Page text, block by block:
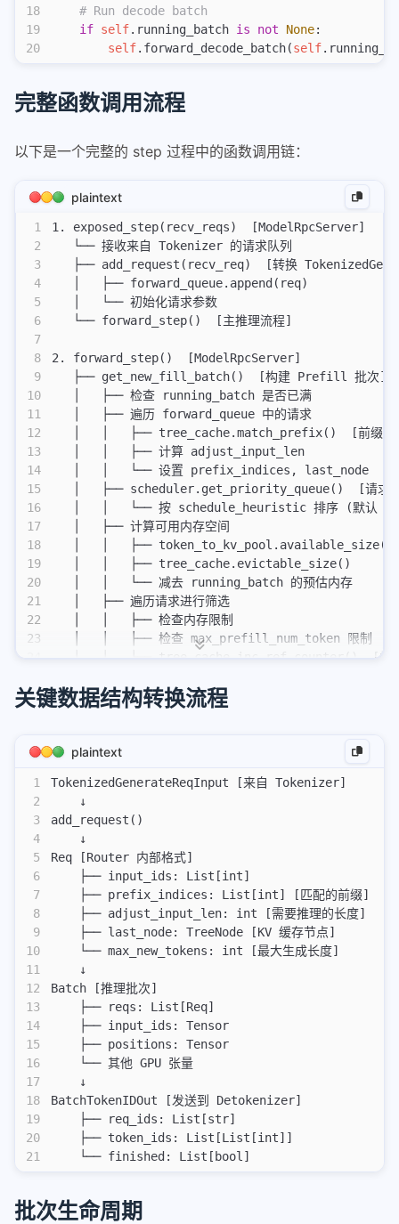
18
19
20
    # Run decode batch
    if
self.running_batch is not None:
        self
.forward_decode_batch(self
完整函数调用流程
以下是一个完整的 step 过程中的函数调用链：
plaintext
1
2
3
4
5
6
7
8
9
10
11
12
13
14
15
16
17
18
19
20
21
22
23
26
27
29
31
32
33
34
35
36
37
38
39
40
41
42
43
44
45
46
47
48
49
50
51
53
54
1. exposed_step(recv_reqs)  [ModelRpcServer]
   └── 接收来自 Tokenizer 的请求队列
├── add_request(recv_req)  [转换
   │   ├── forward_queue.append(req)
   │   └── 初始化请求参数
   └── forward_step()  [主推理流程]
2. forward_step()  [ModelRpcServer]
   ├── get_new_fill_batch()  [构建 Prefill 批次]
   │   ├── 检查 running_batch 是否已满
   │   ├── 遍历 forward_queue 中的请求
│   │   ├── tree_cache.match_prefix()  [前缀匹
   │   │   ├── 计算 adjust_input_len
   │   │   └── 设置 prefix_indices, last_node
│   ├── scheduler.get_priority_queue()  [请求
│   │   └── 按 schedule_heuristic 排序 (默认
   │   ├── 计算可用内存空间
   │   │   ├── token_to_kv_pool.available_size()
   │   │   ├── tree_cache.evictable_size()
   │   │   └── 减去 running_batch 的预估内存
   │   ├── 遍历请求进行筛选
   │   │   ├── 检查内存限制
   │   │   ├── 检查 max_prefill_num_token 限制
│   │   ├── tree_cache.inc_ref_counter()  [尝
   │   └── 创建 Batch 对象
   │       ├── Batch()
   │
   │   ├── batch.init_extend_batch()
   │   │   ├── 准备 GPU 张量
   │   │   └── 设置 positions 等参数
│   ├── model_runner.forward(batch,
│   │   └── 调用具体模型 (Qwen/Llama) 的
   │   ├── batch.sample(logits)
   │   │   ├── top_k/top_p 采样
   │   │   └── 获取 next_token_ids
   │   ├── 遍历请求检查完成条件
│   │   ├── req.output_ids =
   │   │   └── req.check_finish()
   │   └── handle_finished_requests(batch)
   │       └── 将完成的请求发送到 Detokenizer
└── forward_decode_batch(running_batch)
       ├── batch.update_for_decode()
       │   └── 准备 decode 张量
├── model_runner.forward(batch,
       │   └── 调用模型进行 decode
       ├── batch.sample(logits)
       │   └── 采样获取下一个 token
       │   ├── 构建 BatchTokenIDOut
       │   └── out_pyobjs.append()
关键数据结构转换流程
plaintext
1
2
3
4
5
6
7
8
9
10
11
12
13
14
15
16
17
18
19
20
21
TokenizedGenerateReqInput [来自 Tokenizer]
    ↓
add_request()
    ↓
Req [Router 内部格式]
    ├── input_ids: List[int]
    ├── prefix_indices: List[int] [匹配的前缀]
    ├── adjust_input_len: int [需要推理的长度]
    ├── last_node: TreeNode [KV 缓存节点]
    └── max_new_tokens: int [最大生成长度]
    ↓
Batch [推理批次]
    ├── reqs: List[Req]
    ├── input_ids: Tensor
    ├── positions: Tensor
    └── 其他 GPU 张量
    ↓
BatchTokenIDOut [发送到 Detokenizer]
    ├── req_ids: List[str]
    ├── token_ids: List[List[int]]
    └── finished: List[bool]
批次生命周期
通信操作
uvicorn/fastapi/flash/asyncio区别
coredump调试cuda kernel
env
git
git
git-commit-merge-guide
git-fixup-autosquash-tutorial
sudo环境变量
keymaps
plugins
terminal
alacritty
alacritty windows配置使用
kitty
tmux
apple
math
拉格朗日乘数法
os-elephant
操作系统真相还原01
操作系统真相还原02
300行代码写一个协程库
端口扫描
思科vpn连接分流
下载docker镜像
jq使用
other